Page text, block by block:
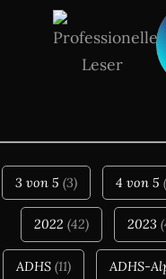
3 von 5 (3) 4 von 5
2022 (42) 2023
ADHS(11) ADHS-